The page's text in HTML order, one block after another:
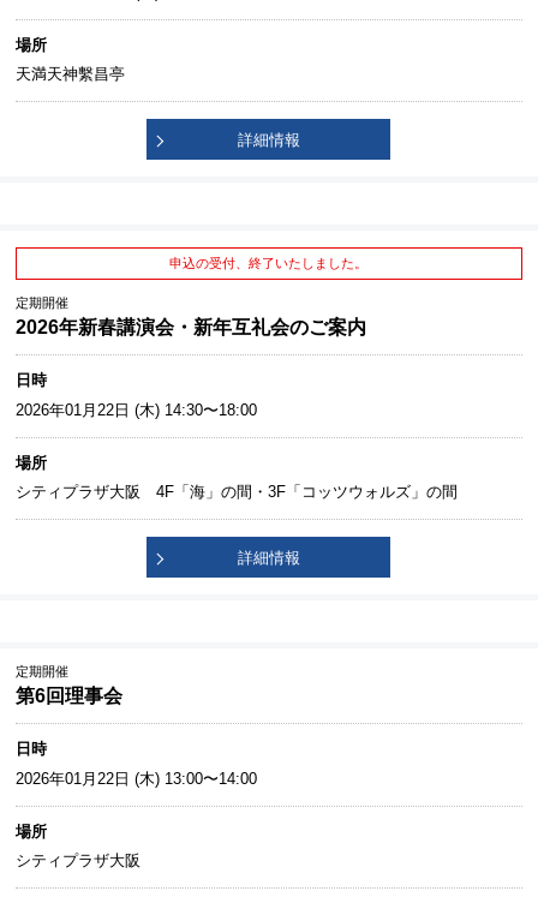
場所
天満天神繫昌亭
詳細情報
申込の受付、終了いたしました。
定期開催
2026年新春講演会・新年互礼会のご案内
日時
2026年01月22日 (木) 14:30〜18:00
場所
シティプラザ大阪 4F「海」の間・3F「コッツウォルズ」の間
詳細情報
定期開催
第6回理事会
日時
2026年01月22日 (木) 13:00〜14:00
場所
シティプラザ大阪